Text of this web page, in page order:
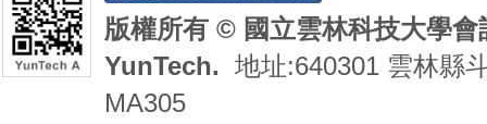
版權所有 © 國立雲林科技大學
YunTech. 地址:640301 雲林縣
MA305